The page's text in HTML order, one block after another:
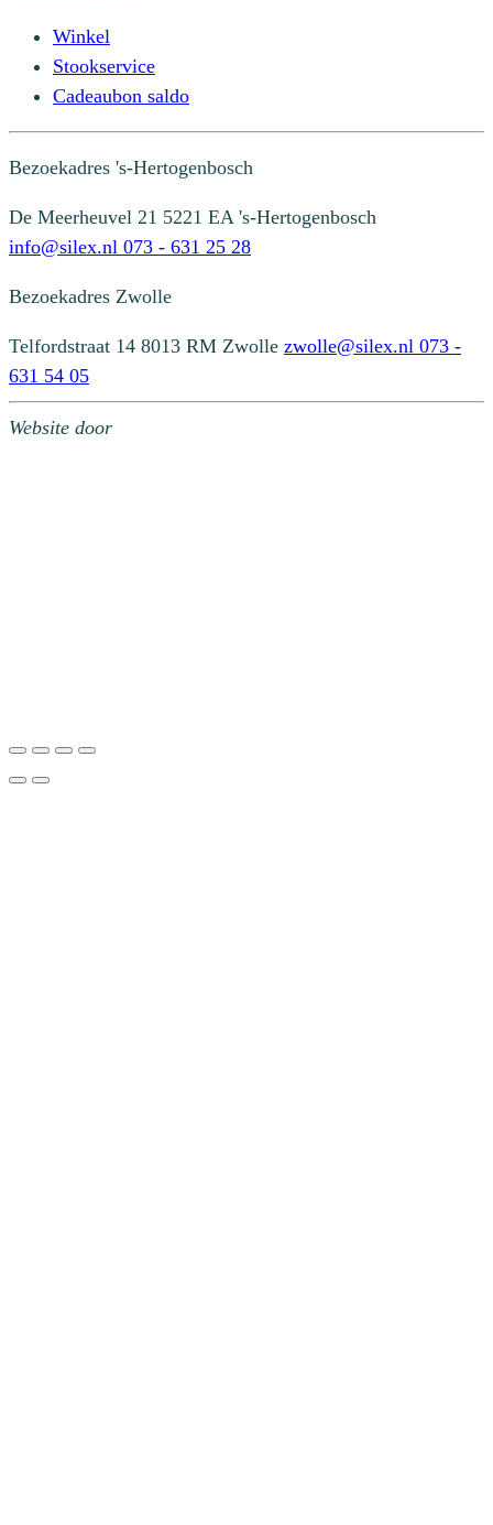
Winkel
Stookservice
Cadeaubon saldo
Bezoekadres 's-Hertogenbosch
De Meerheuvel 21 5221 EA 's-Hertogenbosch
info@silex.nl 073 - 631 25 28
Bezoekadres Zwolle
Telfordstraat 14 8013 RM Zwolle zwolle@silex.nl 073 -
631 54 05
Website door